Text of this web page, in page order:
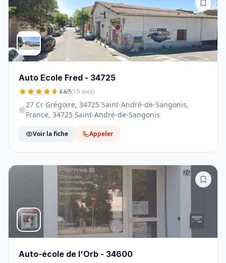
Auto Ecole Fred - 34725
4.6/5(15 avis)
27 Cr Grégoire, 34725 Saint-André-de-Sangonis,
France, 34725 Saint-André-de-Sangonis
Voir la fiche Appeler
Auto-école de l'Orb - 34600